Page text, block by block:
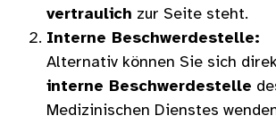
vertraulich zur Seite steht.
Interne Beschwerdestelle:
Alternativ können Sie sich
interne Beschwerdestelle
Medizinischen Dienstes